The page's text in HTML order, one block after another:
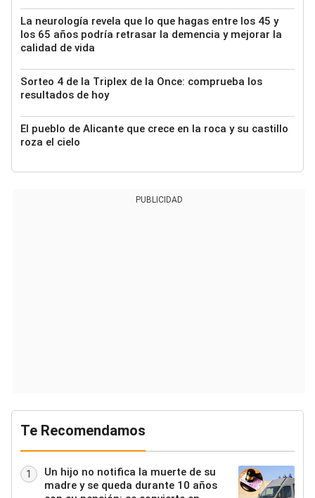
La neurología revela que lo que hagas entre los 45 y
los 65 años podría retrasar la demencia y mejorar la
calidad de vida
Sorteo 4 de la Triplex de la Once: comprueba los
resultados de hoy
El pueblo de Alicante que crece en la roca y su castillo
roza el cielo
PUBLICIDAD
Te Recomendamos
1
Un hijo no notifica la muerte de su
madre y se queda durante 10 años